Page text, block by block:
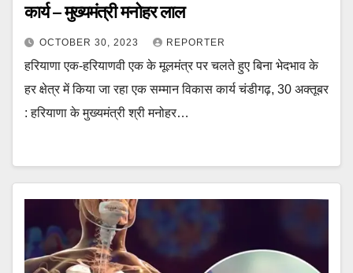
कार्य – मुख्यमंत्री मनोहर लाल
OCTOBER 30, 2023 REPORTER
हरियाणा एक-हरियाणवी एक के मूलमंत्र पर चलते हुए बिना भेदभाव के
हर क्षेत्र में किया जा रहा एक सम्मान विकास कार्य चंडीगढ़, 30 अक्तूबर
: हरियाणा के मुख्यमंत्री श्री मनोहर…